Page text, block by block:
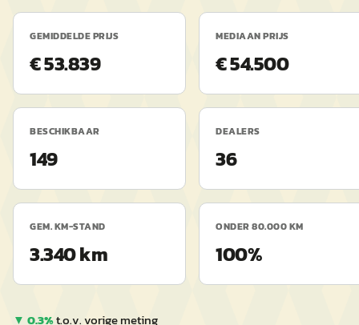
GEMIDDELDE PRIJS
€ 53.839
MEDIAAN PRIJS
€ 54.500
BESCHIKBAAR
149
DEALERS
36
GEM. KM-STAND
3.340 km
ONDER 80.000 KM
100%
▼ 0.3%t.o.v. vorige meting